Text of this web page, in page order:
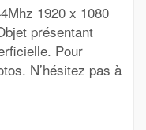
1920 x 1080
présentant
Pour
N’hésitez pas à